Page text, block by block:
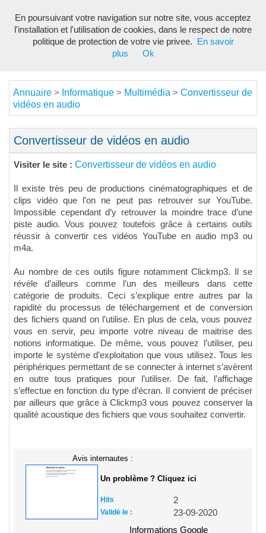
Annuaire > Informatique > Multimédia > Convertisseur de
vidéos en audio
Convertisseur de vidéos en audio
Visiter le site : Convertisseur de vidéos en audio
Il existe très peu de productions cinématographiques et de
clips vidéo que l’on ne peut pas retrouver sur YouTube.
Impossible cependant d’y retrouver la moindre trace d’une
piste audio. Vous pouvez toutefois grâce à certains outils
réussir à convertir ces vidéos YouTube en audio mp3 ou
m4a.
Au nombre de ces outils figure notamment Clickmp3. Il se
révèle d’ailleurs comme l’un des meilleurs dans cette
catégorie de produits. Ceci s’explique entre autres par la
rapidité du processus de téléchargement et de conversion
des fichiers quand on l’utilise. En plus de cela, vous pouvez
vous en servir, peu importe votre niveau de maitrise des
notions informatique. De même, vous pouvez l’utiliser, peu
importe le système d’exploitation que vous utilisez. Tous les
périphériques permettant de se connecter à internet s’avèrent
en outre tous pratiques pour l’utiliser. De fait, l’affichage
s’effectue en fonction du type d’écran. Il convient de préciser
par ailleurs que grâce à Clickmp3 vous pouvez conserver la
qualité acoustique des fichiers que vous souhaitez convertir.
Avis internautes :
Un problème ? Cliquez ici
Hits 2
Validé le :
23-09-2020
Informations Google
En poursuivant votre navigation sur notre site, vous acceptez
l'installation et l'utilisation de cookies, dans le respect de notre
politique de protection de votre vie privee.
En savoir
plus
Ok